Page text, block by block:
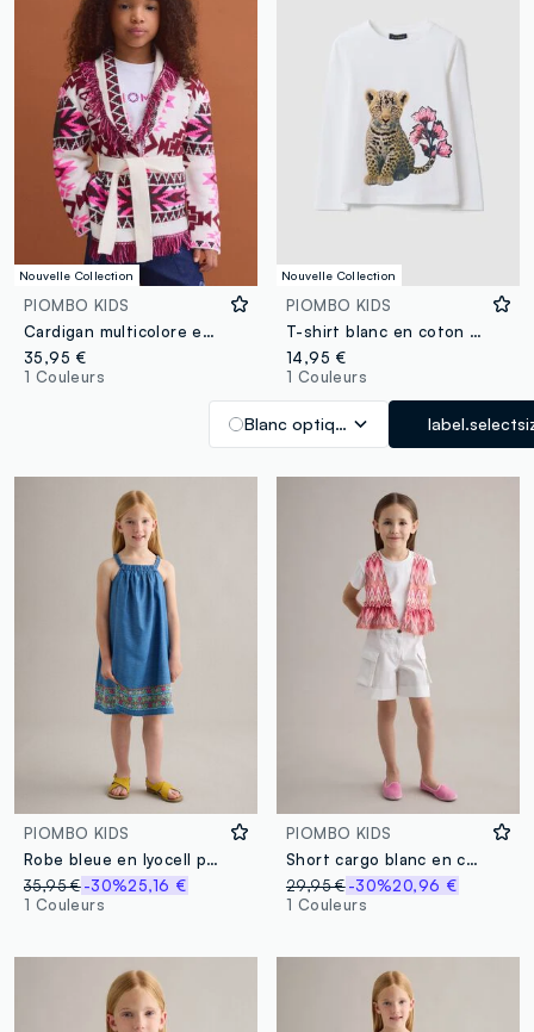
Nouvelle Collection
PIOMBO KIDS
Cardigan multicolore en jacquard à décolleté V profond pour fille
35,95 €
1 Couleurs
Nouvelle Collection
PIOMBO KIDS
T-shirt blanc en coton stretch avec imprimé léopard pour fille
14,95 €
1 Couleurs
Blanc optique
PIOMBO KIDS
Robe bleue en lyocell pur à bretelles et broderie au bas
35,95 €-30%25,16 €
1 Couleurs
PIOMBO KIDS
Short cargo blanc en coton stretch
29,95 € -30%20,96 €
1 Couleurs